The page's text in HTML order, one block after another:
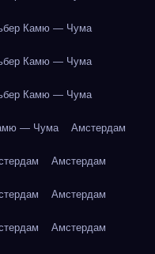
Камю — Чума
Камю — Чума
Камю — Чума
— Чума Амстердам
Амстердам
Амстердам
Амстердам